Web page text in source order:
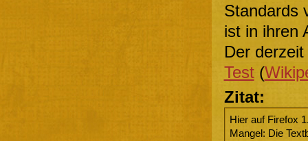
Standards
ist in ihren
Der
Test(
Zitat:
Hier auf Firefox
Mangel: Die